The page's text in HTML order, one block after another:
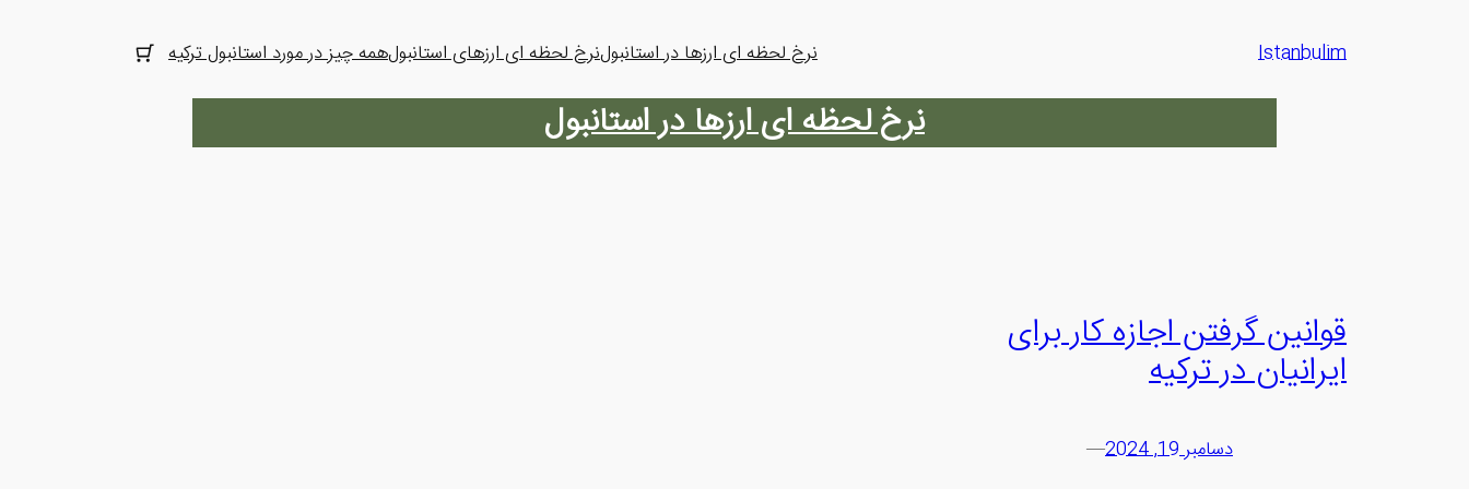
Istanbulim نرخ لحظه ای ارزها در استانبولنرخ لحظه ای ارزهای استانبولهمه چیز در مورد استانبول ترکیه
نرخ لحظه ای ارزها در استانبول
قوانین گرفتن اجازه کار برای
ایرانیان در ترکیه
دسامبر 19, 2024 —